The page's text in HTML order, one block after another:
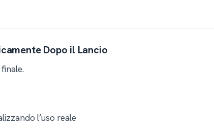
Dopo il Lancio
l’uso reale